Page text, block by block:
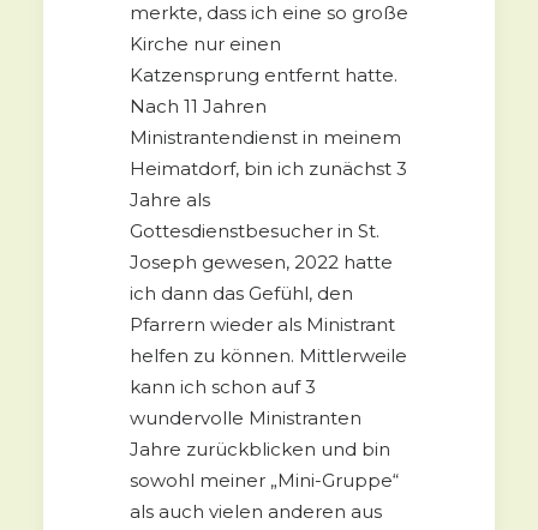
merkte, dass ich eine so große
Kirche nur einen
Katzensprung entfernt hatte.
Nach 11 Jahren
Ministrantendienst in meinem
Heimatdorf, bin ich zunächst 3
Jahre als
Gottesdienstbesucher in St.
Joseph gewesen, 2022 hatte
ich dann das Gefühl, den
Pfarrern wieder als Ministrant
helfen zu können. Mittlerweile
kann ich schon auf 3
wundervolle Ministranten
Jahre zurückblicken und bin
sowohl meiner „Mini-Gruppe“
als auch vielen anderen aus